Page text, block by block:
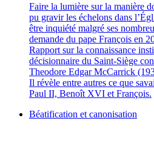
Faire la lumière sur la manière
pu gravir les échelons dans
être inquiété malgré ses
demande du pape François en
Rapport sur la connaissance
décisionnaire du Saint-Siège
Theodore Edgar McCarrick
Il révèle entre autres ce que
Paul II, Benoît XVI et François.
Béatification et canonisation